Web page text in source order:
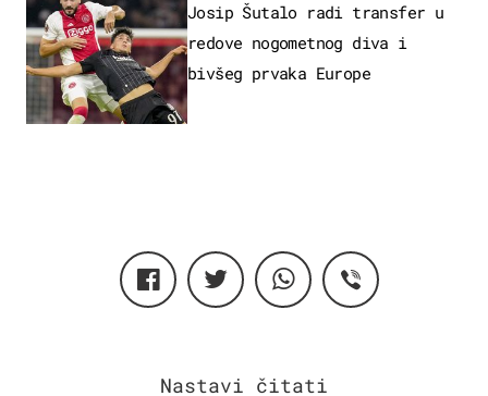
Josip Šutalo radi transfer u
redove nogometnog diva i
bivšeg prvaka Europe